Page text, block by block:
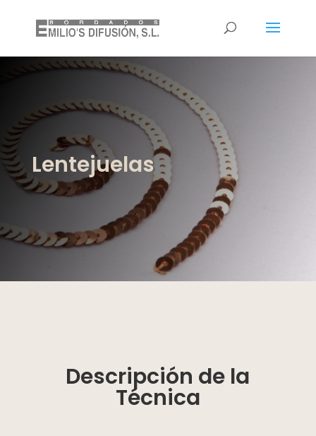
Lentejuelas
Descripción de la
Técnica